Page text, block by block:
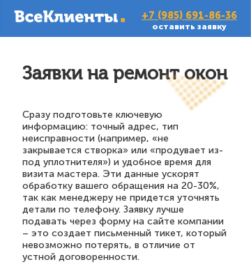
+7 (985) 691-86-36
оставить заявку
Заявки на ремонт окон
Сразу подготовьте ключевую
информацию: точный адрес, тип
неисправности (например, «не
закрывается створка» или «продувает из-
под уплотнителя») и удобное время для
визита мастера. Эти данные ускорят
обработку вашего обращения на 20-30%,
так как менеджеру не придется уточнять
детали по телефону. Заявку лучше
подавать через форму на сайте компании
– это создает письменный тикет, который
невозможно потерять, в отличие от
устной договоренности.